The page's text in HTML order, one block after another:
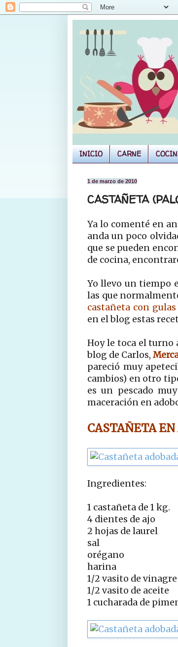
INICIO CARNE
1 de marzo de 2010
CASTAÑETA
Ya lo comenté en
anda un poco
que se pueden
de cocina,
Yo llevo un tiempo
las que
castañeta con gulas
en el blog estas
Hoy le toca el turno
blog de Carlos,
pareció muy
cambios) en otro
es un pescado
maceración en
CASTAÑETA
Ingredientes:
1 castañeta de 1 kg.
4 dientes de ajo
2 hojas de laurel
sal
orégano
harina
1/2 vasito de vinagre
1/2 vasito de aceite
1 cucharada de